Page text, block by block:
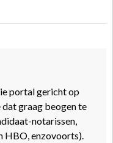
portal gericht op
graag beogen te
notarissen,
HBO, enzovoorts).